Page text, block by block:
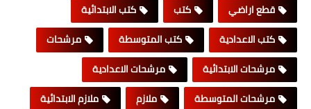
قطع اراضي
كتب
كتب الابتدائية
كتب الاعدادية
كتب المتوسطة
مرشحات
مرشحات الابتدائية
مرشحات الاعدادية
مرشحات المتوسطة
ملازم
ملازم الابتدائية